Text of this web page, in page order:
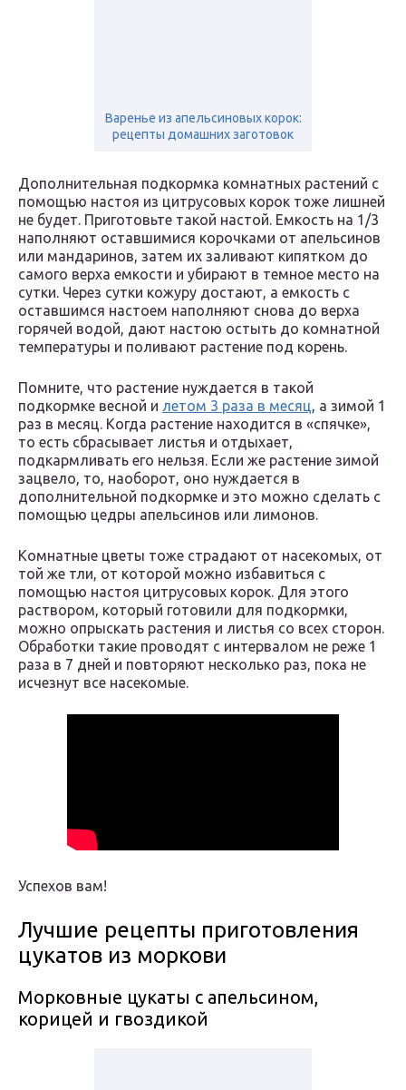
Варенье из апельсиновых корок:
рецепты домашних заготовок
Дополнительная подкормка комнатных растений с
помощью настоя из цитрусовых корок тоже лишней
не будет. Приготовьте такой настой. Емкость на 1/3
наполняют оставшимися корочками от апельсинов
или мандаринов, затем их заливают кипятком до
самого верха емкости и убирают в темное место на
сутки. Через сутки кожуру достают, а емкость с
оставшимся настоем наполняют снова до верха
горячей водой, дают настою остыть до комнатной
температуры и поливают растение под корень.
Помните, что растение нуждается в такой
подкормке весной и летом 3 раза в месяц, а зимой 1
раз в месяц. Когда растение находится в «спячке»,
то есть сбрасывает листья и отдыхает,
подкармливать его нельзя. Если же растение зимой
зацвело, то, наоборот, оно нуждается в
дополнительной подкормке и это можно сделать с
помощью цедры апельсинов или лимонов.
Комнатные цветы тоже страдают от насекомых, от
той же тли, от которой можно избавиться с
помощью настоя цитрусовых корок. Для этого
раствором, который готовили для подкормки,
можно опрыскать растения и листья со всех сторон.
Обработки такие проводят с интервалом не реже 1
раза в 7 дней и повторяют несколько раз, пока не
исчезнут все насекомые.
Успехов вам!
Лучшие рецепты приготовления
цукатов из моркови
Морковные цукаты с апельсином,
корицей и гвоздикой